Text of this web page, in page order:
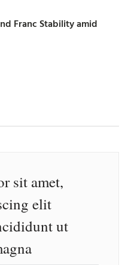
Franc Stability amid
sit amet,
elit
ut